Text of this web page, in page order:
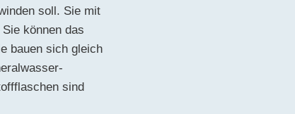
soll. Sie mit
können das
bauen sich gleich
sind